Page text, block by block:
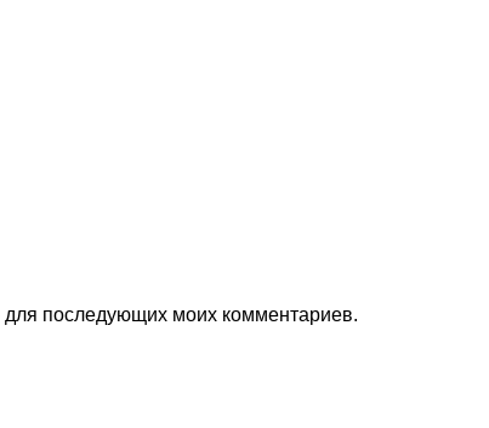
последующих моих комментариев.